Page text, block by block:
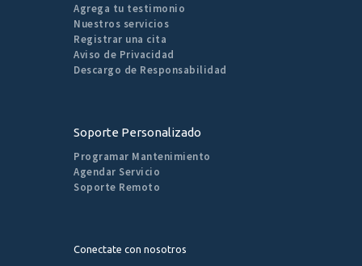
Agrega tu testimonio
Nuestros servicios
Registrar una cita
Aviso de Privacidad
Descargo de Responsabilidad
Soporte Personalizado
Programar Mantenimiento
Agendar Servicio
Soporte Remoto
Conectate con nosotros